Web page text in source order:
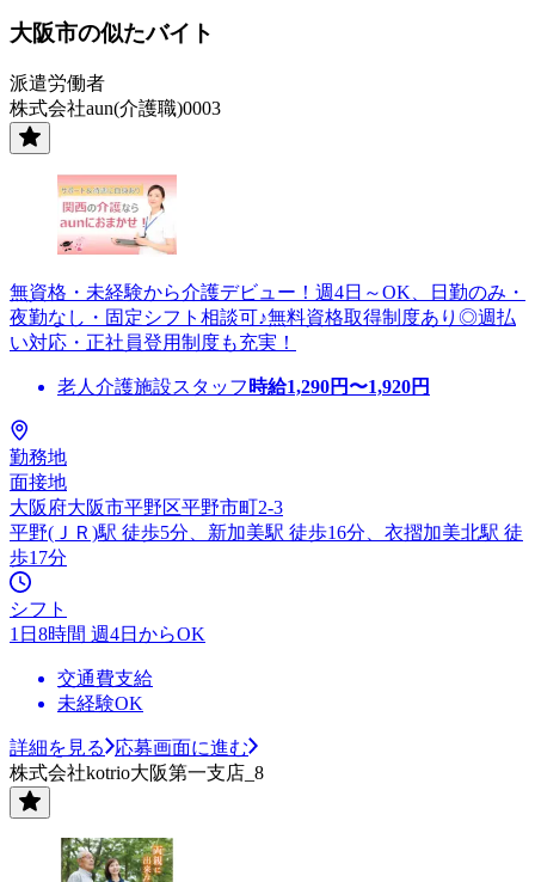
大阪市の似たバイト
派遣労働者
株式会社aun(介護職)0003
無資格・未経験から介護デビュー！週4日～OK、日勤のみ・
夜勤なし・固定シフト相談可♪無料資格取得制度あり◎週払
い対応・正社員登用制度も充実！
老人介護施設スタッフ 時給1,290円〜1,920円
勤務地
面接地
大阪府大阪市平野区平野市町2-3
平野(ＪＲ)駅 徒歩5分、新加美駅 徒歩16分、衣摺加美北駅 徒
歩17分
シフト
1日8時間 週4日からOK
交通費支給
未経験OK
詳細を見る
応募画面に進む
株式会社kotrio大阪第一支店_8